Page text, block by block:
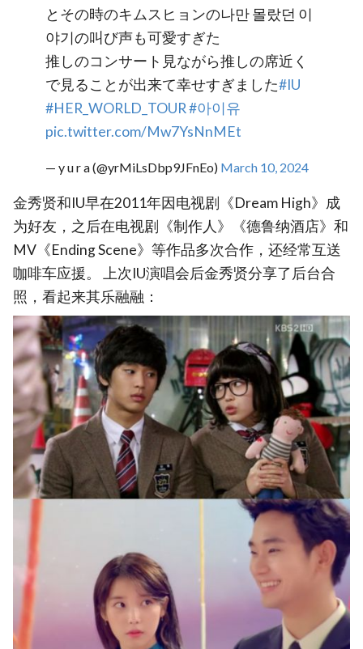
とその時のキムスヒョンの나만 몰랐던 이
야기の叫び声も可愛すぎた
推しのコンサート見ながら推しの席近く
で見ることが出来て幸せすぎました#IU
#HER_WORLD_TOUR#아이유
pic.twitter.com/Mw7YsNnMEt
— y u r a (@yrMiLsDbp9JFnEo) March 10, 2024
金秀贤和IU早在2011年因电视剧《Dream High》成
为好友，之后在电视剧《制作人》《德鲁纳酒店》和
MV《Ending Scene》等作品多次合作，还经常互送
咖啡车应援。 上次IU演唱会后金秀贤分享了后台合
照，看起来其乐融融：